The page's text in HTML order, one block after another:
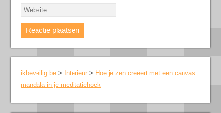
ikbeveilig.be > Interieur > Hoe je zen creëert met een canvas
mandala in je meditatiehoek